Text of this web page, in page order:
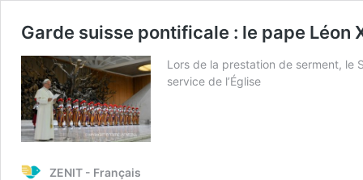
Garde suisse pontificale : le pape Léon
Lors de la prestation de serment, le
service de l’Église
ZENIT - Français